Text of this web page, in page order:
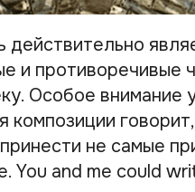
действительно
и противоречивые
Особое внимание
композиции
не самые
You and me could